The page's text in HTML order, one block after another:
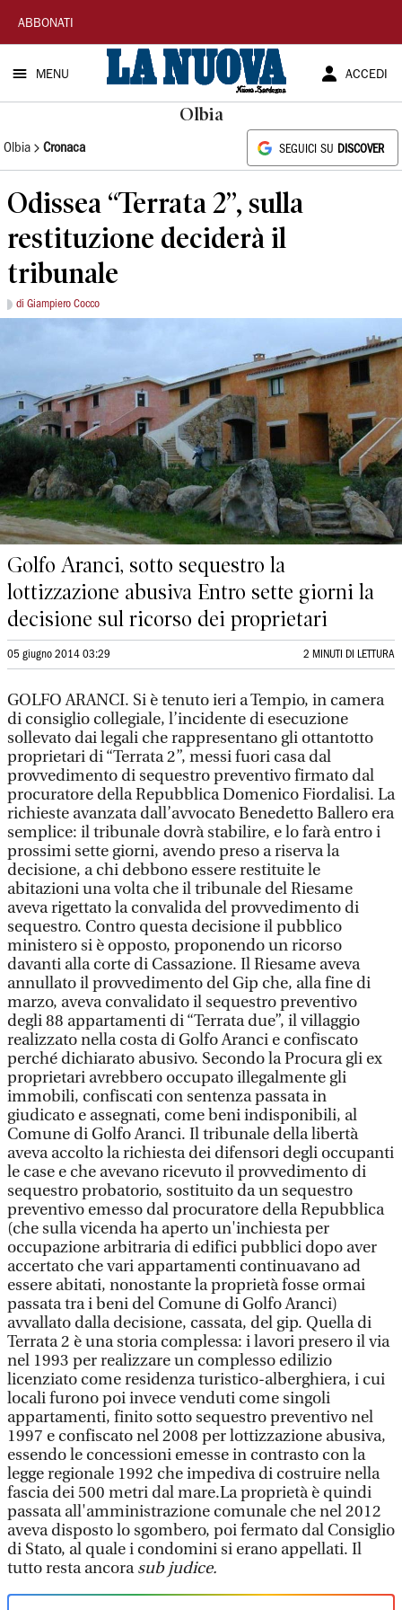
La
Nuova
Sardegna
ABBONATI
MENU ACCEDI
Olbia
Olbia Cronaca SEGUICI SU DISCOVER
Odissea “Terrata 2”, sulla
restituzione deciderà il
tribunale
di Giampiero Cocco
Golfo Aranci, sotto sequestro la
lottizzazione abusiva Entro sette giorni la
decisione sul ricorso dei proprietari
05 giugno 2014 03:29 2 MINUTI DI LETTURA
GOLFO ARANCI. Si è tenuto ieri a Tempio, in camera
di consiglio collegiale, l’incidente di esecuzione
sollevato dai legali che rappresentano gli ottantotto
proprietari di “Terrata 2”, messi fuori casa dal
provvedimento di sequestro preventivo firmato dal
procuratore della Repubblica Domenico Fiordalisi. La
richieste avanzata dall’avvocato Benedetto Ballero era
semplice: il tribunale dovrà stabilire, e lo farà entro i
prossimi sette giorni, avendo preso a riserva la
decisione, a chi debbono essere restituite le
abitazioni una volta che il tribunale del Riesame
aveva rigettato la convalida del provvedimento di
sequestro. Contro questa decisione il pubblico
ministero si è opposto, proponendo un ricorso
davanti alla corte di Cassazione. Il Riesame aveva
annullato il provvedimento del Gip che, alla fine di
marzo, aveva convalidato il sequestro preventivo
degli 88 appartamenti di “Terrata due”, il villaggio
realizzato nella costa di Golfo Aranci e confiscato
perché dichiarato abusivo. Secondo la Procura gli ex
proprietari avrebbero occupato illegalmente gli
immobili, confiscati con sentenza passata in
giudicato e assegnati, come beni indisponibili, al
Comune di Golfo Aranci. Il tribunale della libertà
aveva accolto la richiesta dei difensori degli occupanti
le case e che avevano ricevuto il provvedimento di
sequestro probatorio, sostituito da un sequestro
preventivo emesso dal procuratore della Repubblica
(che sulla vicenda ha aperto un'inchiesta per
occupazione arbitraria di edifici pubblici dopo aver
accertato che vari appartamenti continuavano ad
essere abitati, nonostante la proprietà fosse ormai
passata tra i beni del Comune di Golfo Aranci)
avvallato dalla decisione, cassata, del gip. Quella di
Terrata 2 è una storia complessa: i lavori presero il via
nel 1993 per realizzare un complesso edilizio
licenziato come residenza turistico-alberghiera, i cui
locali furono poi invece venduti come singoli
appartamenti, finito sotto sequestro preventivo nel
1997 e confiscato nel 2008 per lottizzazione abusiva,
essendo le concessioni emesse in contrasto con la
legge regionale 1992 che impediva di costruire nella
fascia dei 500 metri dal mare.La proprietà è quindi
passata all'amministrazione comunale che nel 2012
aveva disposto lo sgombero, poi fermato dal Consiglio
di Stato, al quale i condomini si erano appellati. Il
tutto resta ancorasub judice.